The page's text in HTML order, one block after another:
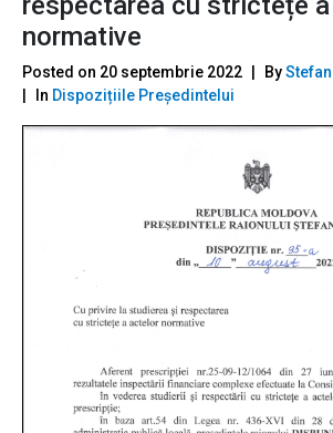
normative
Posted on 20 septembrie 2022 By
In Dispozițiile Președintelui